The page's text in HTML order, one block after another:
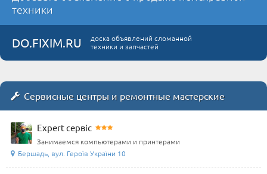
техники
DO.FIXIM.RU
доска объявлений сломанной
техники и запчастей
Сервисные центры и ремонтные мастерские
Expert сервіс
Занимаемся компьютерами и принтерами
Бершадь, вул. Героїв України 10